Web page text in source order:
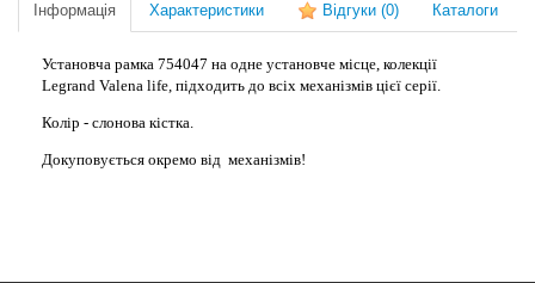
Інформація Характеристики Відгуки (0) Каталоги
Установча рамка 754047 на одне установче місце, колекції
Legrand Valena life, підходить до всіх механізмів цієї серії.
Колір - слонова кістка.
Докуповується окремо від механізмів!